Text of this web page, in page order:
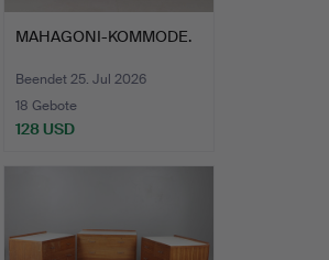
MAHAGONI-KOMMODE.
Beendet 25. Jul 2026
18 Gebote
128 USD